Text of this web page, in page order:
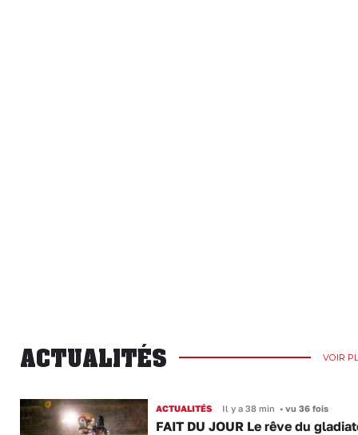
ACTUALITÉS VOIR
ACTUALITÉS Il y a 38 min •vu 36 fois
FAIT DU JOUR Le rêve du